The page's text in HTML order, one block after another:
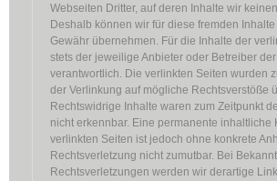
Webseiten Dritter, auf deren Inhalte wir
Deshalb können wir für diese fremden
Gewähr übernehmen. Für die Inhalte der
stets der jeweilige Anbieter oder Betreiber
verantwortlich. Die verlinkten Seiten wurden
der Verlinkung auf mögliche Rechtsverstöße
Rechtswidrige Inhalte waren zum Zeitpunkt
nicht erkennbar. Eine permanente inhaltliche
verlinkten Seiten ist jedoch ohne konkrete
Rechtsverletzung nicht zumutbar. Bei
Rechtsverletzungen werden wir derartige